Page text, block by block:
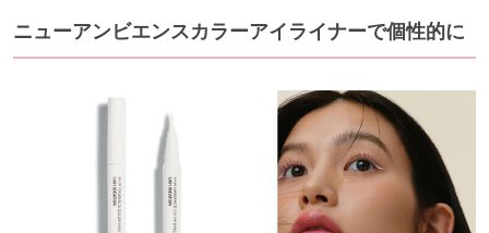
ニューアンビエンスカラーアイライナーで個性的に